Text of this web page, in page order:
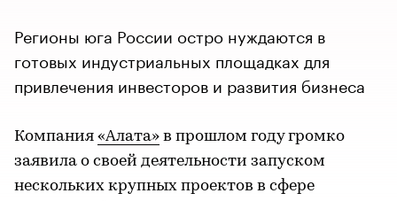
Регионы юга России остро нуждаются в
готовых индустриальных площадках для
привлечения инвесторов и развития бизнеса
Компания «Алата» в прошлом году громко
заявила о своей деятельности запуском
нескольких крупных проектов в сфере